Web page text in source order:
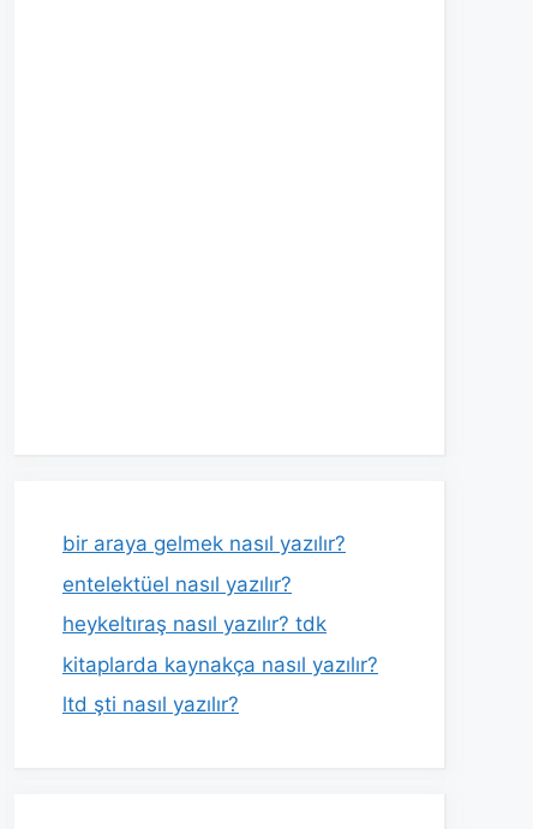
bir araya gelmek nasıl yazılır?
entelektüel nasıl yazılır?
heykeltıraş nasıl yazılır? tdk
kitaplarda kaynakça nasıl yazılır?
ltd şti nasıl yazılır?